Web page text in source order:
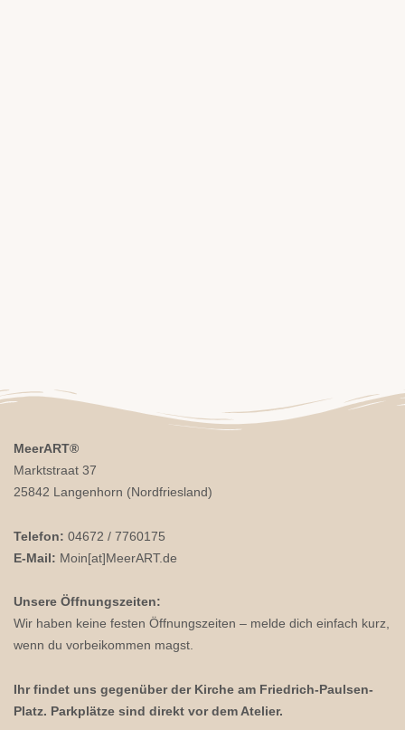
MeerART®
Marktstraat 37
25842 Langenhorn (Nordfriesland)
Telefon: 04672 / 7760175
E-Mail: Moin[at]MeerART.de
Unsere Öffnungszeiten:
Wir haben keine festen Öffnungszeiten – melde dich einfach kurz,
wenn du vorbeikommen magst.
Ihr findet uns gegenüber der Kirche am Friedrich-Paulsen-
Platz. Parkplätze sind direkt vor dem Atelier.